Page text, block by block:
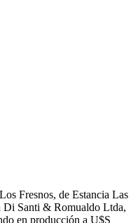
Fresnos, de Estancia Las
Di Santi & Romualdo Ltda,
en producción a U$S